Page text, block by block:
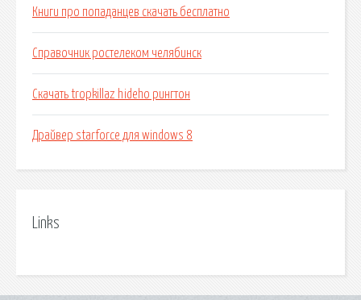
Книги про попаданцев скачать бесплатно
Справочник ростелеком челябинск
Скачать tropkillaz hideho рингтон
Драйвер starforce для windows 8
Links